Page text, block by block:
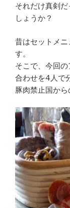
それだけ真剣
しょうか？
昔はセットメ
す。
そこで、今回
合わせを4人で
豚肉禁止国から